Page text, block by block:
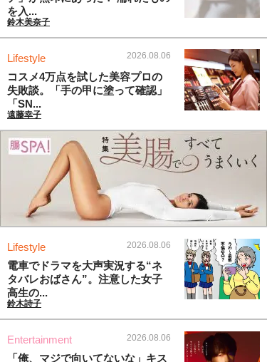
を入...
鈴木美奈子
Lifestyle 2026.08.06
コスメ4万点を試した美容プロの
失敗談。「手の甲に塗って確認」
「SN...
遠藤幸子
Lifestyle 2026.08.06
電車でドラマを大声実況する“ネ
タバレおばさん”。注意した女子
高生の...
鈴木詩子
Entertainment 2026.08.06
「俺、マジで向いてないな」キス